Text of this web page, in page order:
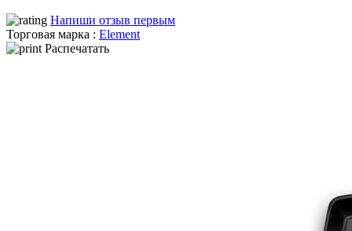
Напиши отзыв первым
Торговая марка : Element
Распечатать